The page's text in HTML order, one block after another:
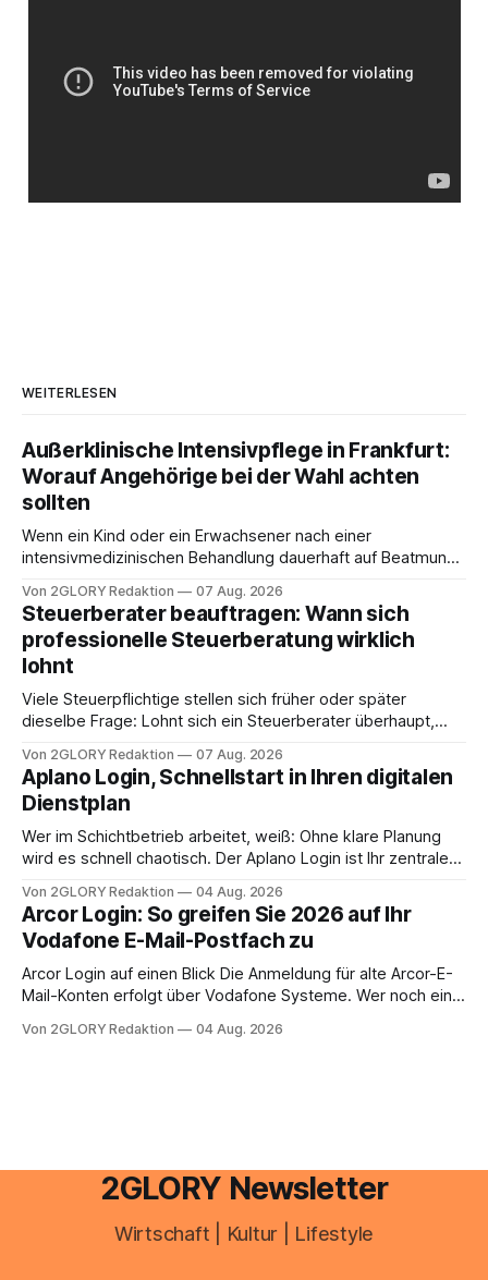
WEITERLESEN
Außerklinische Intensivpflege in Frankfurt:
Worauf Angehörige bei der Wahl achten
sollten
Wenn ein Kind oder ein Erwachsener nach einer
intensivmedizinischen Behandlung dauerhaft auf Beatmung
angewiesen ist, stellt sich für Familien eine schwierige
Frage: Muss die Versorgung dauerhaft in der Klinik bleiben –
oder ist ein Leben zu Hause möglich? Die außerklinische
Intensivpflege bietet genau diese Alternative: Sie
Von 2GLORY Redaktion 07 Aug. 2026
Steuerberater beauftragen: Wann sich
professionelle Steuerberatung wirklich
lohnt
Viele Steuerpflichtige stellen sich früher oder später
dieselbe Frage: Lohnt sich ein Steuerberater überhaupt,
erledigen? Die kurze Antwort: Bei einfachen
Einkommensverhältnissen reicht häufig eine Steuersoftware
aus – sobald jedoch mehrere Einkunftsarten
zusammentreffen oder größere finanzielle Veränderungen
anstehen, zahlt sich professionelle Unterstützung meist
Von 2GLORY Redaktion 07 Aug. 2026
Aplano Login, Schnellstart in Ihren digitalen
Dienstplan
Wer im Schichtbetrieb arbeitet, weiß: Ohne klare Planung
wird es schnell chaotisch. Der Aplano Login ist Ihr zentraler
abwesenheiten und die gesamte kommunikation rund um
Ihr personal digital zu organisieren. In diesem Leitfaden
erfahren Sie alles, was Sie für einen reibungslosen Einstieg
brauchen, von der Registrierung
Von 2GLORY Redaktion 04 Aug. 2026
Arcor Login: So greifen Sie 2026 auf Ihr
Vodafone E-Mail-Postfach zu
Arcor Login auf einen Blick Die Anmeldung für alte Arcor-E-
Mail-Konten erfolgt über Vodafone Systeme. Wer noch eine
besitzt, loggt sich heute über das Vodafone E-Mail & Cloud
Von 2GLORY Redaktion 04 Aug. 2026
2GLORY Newsletter
Wirtschaft | Kultur | Lifestyle